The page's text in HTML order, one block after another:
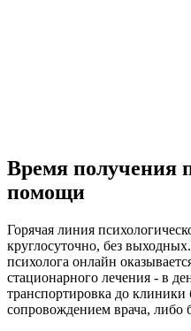
Время получения
помощи
Горячая линия
круглосуточно, без
психолога онлайн
стационарного лечения - в
транспортировка до клиники
сопровождением врача, либо